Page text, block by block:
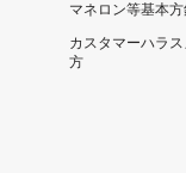
マネロン等基本
カスタマーハラ
方